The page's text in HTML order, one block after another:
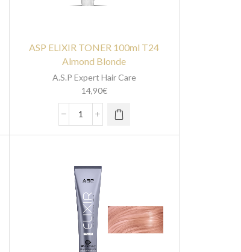
ASP ELIXIR TONER 100ml T24
Almond Blonde
A.S.P Expert Hair Care
14,90€